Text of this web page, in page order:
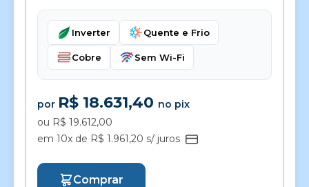
Inverter Quente e Frio
Cobre Sem Wi-Fi
por R$ 18.631,40 no pix
ou R$ 19.612,00
em 10x de R$ 1.961,20 s/ juros
Comprar